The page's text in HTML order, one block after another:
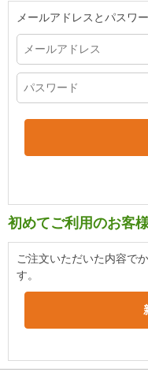
メールアドレスとパスワ
初めてご利用のお客
ご注文いただいた内容で
す。